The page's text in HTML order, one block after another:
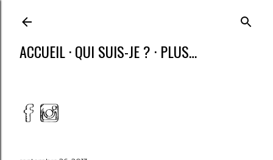
ACCUEIL QUI SUIS-JE ? PLUS…